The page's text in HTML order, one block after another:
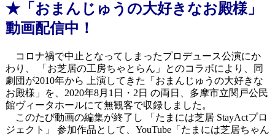
★「おまんじゅうの大好きなお殿様」
動画配信中！
コロナ禍で中止となってしまったプロデュース公演にか
わり、 「お芝居の工房ちゃとらん」とのコラボにより、同
劇団が2010年から 上演してきた「おまんじゅうの大好きな
お殿様」を、2020年8月1日・2日 の両日、多摩市立関戸公民
館ヴィータホールにて無観客で収録しました。
このたび動画の編集が終了し 「たまには芝居 StayActプロ
ジェクト」 参加作品として、YouTube「たまには芝居ちゃん